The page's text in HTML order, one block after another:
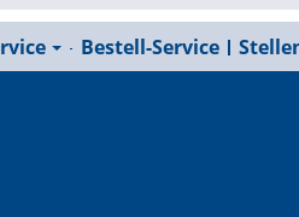
Bestell-Service